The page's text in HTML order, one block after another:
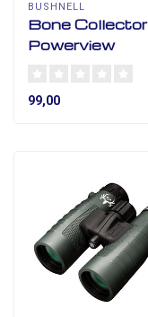
BUSHNELL
Bone Collector
Powerview
99,00